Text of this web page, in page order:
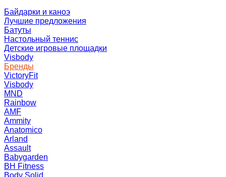
Байдарки и каноэ
Лучшие предложения
Батуты
Настольный теннис
Детские игровые площадки
Visbody
Бренды
VictoryFit
Visbody
MND
Rainbow
AMF
Ammity
Anatomico
Arland
Assault
Babygarden
BH Fitness
Body Solid